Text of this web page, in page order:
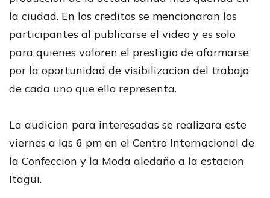
la ciudad. En los creditos se mencionaran los
participantes al publicarse el video y es solo
para quienes valoren el prestigio de afarmarse
por la oportunidad de visibilizacion del trabajo
de cada uno que ello representa.
La audicion para interesadas se realizara este
viernes a las 6 pm en el Centro Internacional de
la Confeccion y la Moda aledaño a la estacion
Itagui.